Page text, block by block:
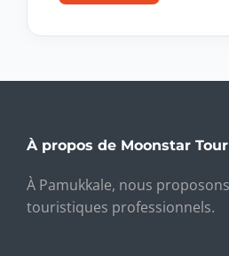
À propos de Moonstar Tour
À Pamukkale, nous
touristiques professionnels.